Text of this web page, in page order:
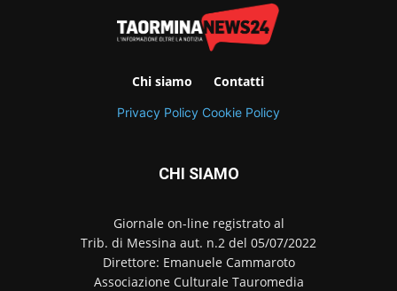
Chi siamo Contatti
Privacy Policy Cookie Policy
CHI SIAMO
Giornale on-line registrato al
Trib. di Messina aut. n.2 del 05/07/2022
Direttore: Emanuele Cammaroto
Associazione Culturale Tauromedia